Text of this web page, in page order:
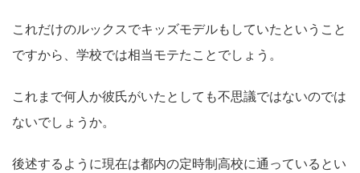
これだけのルックスでキッズモデルもしていたということ
ですから、学校では相当モテたことでしょう。
これまで何人か彼氏がいたとしても不思議ではないのでは
ないでしょうか。
後述するように現在は都内の定時制高校に通っているとい